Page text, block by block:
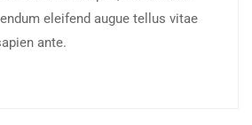
eleifend augue tellus vitae
ante.